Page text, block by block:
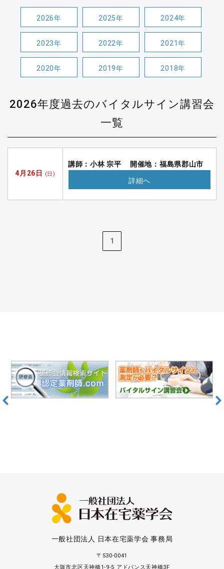
2026年 2025年 2024年
2023年 2022年 2021年
2020年 2019年 2018年
2026年度過去のバイタルサイン講習会
一覧
4月26日 (日)
講師：小林 宗平 開催地：福島県郡山市
詳細へ
1
一般社団法人 日本在宅薬学会 事務局
〒530-0041
大阪市北区天神橋1-9-5 アドバンス天神橋3F